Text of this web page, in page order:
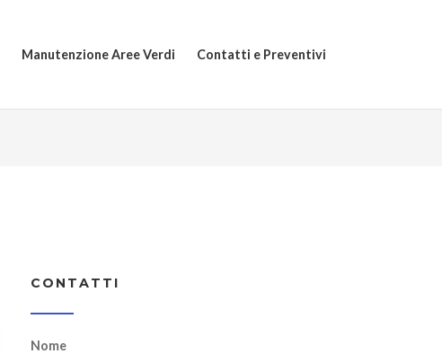
Manutenzione Aree Verdi Contatti e Preventivi
CONTATTI
Nome